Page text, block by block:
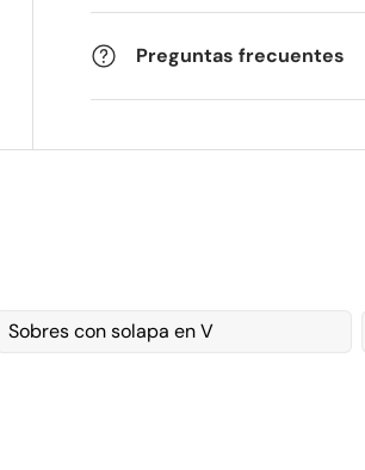
Preguntas frecuentes
Sobres con solapa en V